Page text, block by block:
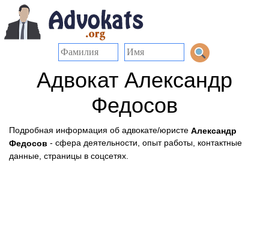
Адвокат Александр
Федосов
Подробная информация об адвокате/юристе Александр
Федосов - сфера деятельности, опыт работы, контактные
данные, страницы в соцсетях.